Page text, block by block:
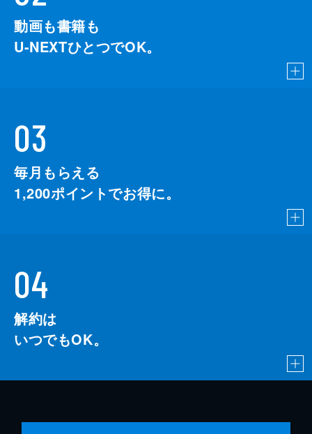
動画も書籍も
U-NEXTひとつでOK。
03
毎月もらえる
1,200ポイントでお得に。
04
解約は
いつでもOK。